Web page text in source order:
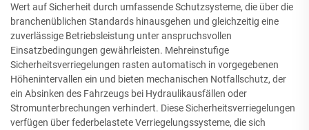
Wert auf Sicherheit durch umfassende Schutzsysteme, die über die
branchenüblichen Standards hinausgehen und gleichzeitig eine
zuverlässige Betriebsleistung unter anspruchsvollen
Einsatzbedingungen gewährleisten. Mehreinstufige
Sicherheitsverriegelungen rasten automatisch in vorgegebenen
Höhenintervallen ein und bieten mechanischen Notfallschutz, der
ein Absinken des Fahrzeugs bei Hydraulikausfällen oder
Stromunterbrechungen verhindert. Diese Sicherheitsverriegelungen
verfügen über federbelastete Verriegelungssysteme, die sich